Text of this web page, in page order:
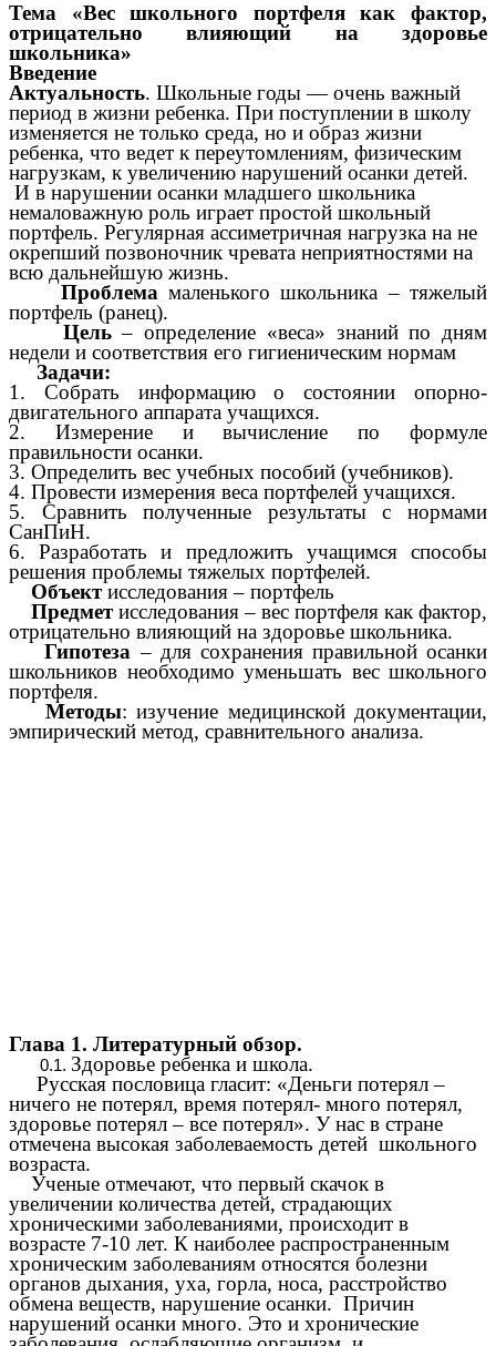
Тема «Вес школьного портфеля как фактор,
отрицательно влияющий на здоровье
школьника»
Введение
Актуальность. Школьные годы — очень важный
период в жизни ребенка. При поступлении в школу
изменяется не только среда, но и образ жизни
ребенка, что ведет к переутомлениям, физическим
нагрузкам, к увеличению нарушений осанки детей.
И в нарушении осанки младшего школьника
немаловажную роль играет простой школьный
портфель. Регулярная ассиметричная нагрузка на не
окрепший позвоночник чревата неприятностями на
всю дальнейшую жизнь.
Проблема маленького школьника – тяжелый
портфель (ранец).
Цель– определение «веса» знаний по дням
недели и соответствия его гигиеническим нормам
Задачи:
1. Собрать информацию о состоянии опорно-
двигательного аппарата учащихся.
2. Измерение и вычисление по формуле
правильности осанки.
3. Определить вес учебных пособий (учебников).
4. Провести измерения веса портфелей учащихся.
5. Сравнить полученные результаты с нормами
СанПиН.
6. Разработать и предложить учащимся способы
решения проблемы тяжелых портфелей.
Объектисследования – портфель
Предметисследования – вес портфеля как фактор,
отрицательно влияющий на здоровье школьника.
Гипотеза– для сохранения правильной осанки
школьников необходимо уменьшать вес школьного
портфеля.
Методы: изучение медицинской документации,
эмпирический метод, сравнительного анализа.
Глава 1. Литературный обзор.
Здоровье ребенка и школа.
Русская пословица гласит: «Деньги потерял –
ничего не потерял, время потерял- много потерял,
здоровье потерял – все потерял». У нас в стране
отмечена высокая заболеваемость детей школьного
возраста.
Ученые отмечают, что первый скачок в
увеличении количества детей, страдающих
хроническими заболеваниями, происходит в
возрасте 7-10 лет. К наиболее распространенным
хроническим заболеваниям относятся болезни
органов дыхания, уха, горла, носа, расстройство
обмена веществ, нарушение осанки. Причин
нарушений осанки много. Это и хронические